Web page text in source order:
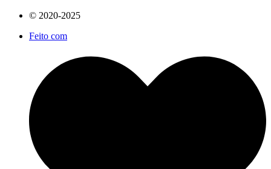
© 2020-2025
Feito com